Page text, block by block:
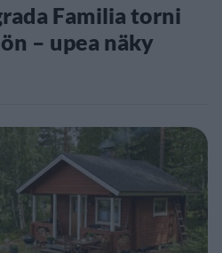
Familia torni
– upea näky